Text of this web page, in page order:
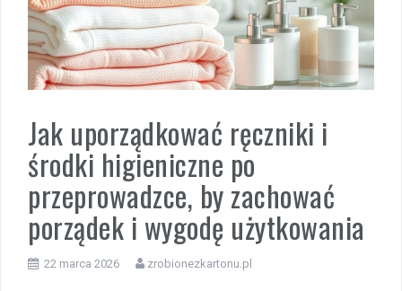
Jak uporządkować ręczniki i
środki higieniczne po
przeprowadzce, by zachować
porządek i wygodę użytkowania
22 marca 2026 zrobionezkartonu.pl